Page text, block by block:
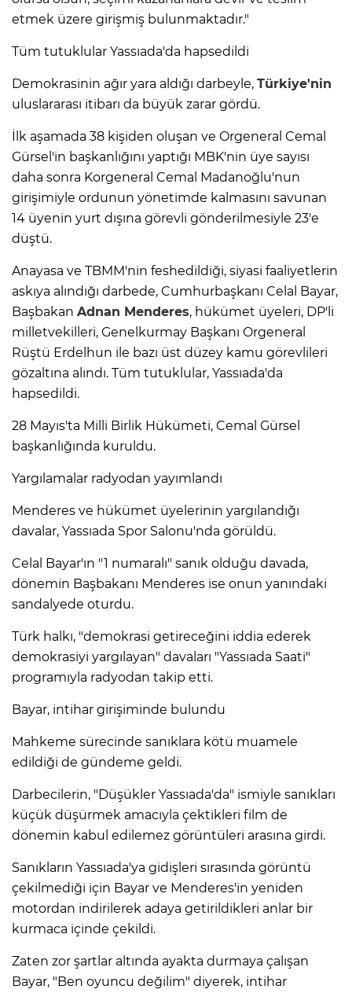
etmek üzere girişmiş bulunmaktadır."
Tüm tutuklular Yassıada'da hapsedildi
Demokrasinin ağır yara aldığı darbeyle, Türkiye'nin
uluslararası itibarı da büyük zarar gördü.
İlk aşamada 38 kişiden oluşan ve Orgeneral Cemal
Gürsel'in başkanlığını yaptığı MBK'nin üye sayısı
daha sonra Korgeneral Cemal Madanoğlu'nun
girişimiyle ordunun yönetimde kalmasını savunan
14 üyenin yurt dışına görevli gönderilmesiyle 23'e
düştü.
Anayasa ve TBMM'nin feshedildiği, siyasi faaliyetlerin
askıya alındığı darbede, Cumhurbaşkanı Celal Bayar,
Başbakan Adnan Menderes, hükümet üyeleri, DP'li
milletvekilleri, Genelkurmay Başkanı Orgeneral
Rüştü Erdelhun ile bazı üst düzey kamu görevlileri
gözaltına alındı. Tüm tutuklular, Yassıada'da
hapsedildi.
28 Mayıs'ta Milli Birlik Hükümeti, Cemal Gürsel
başkanlığında kuruldu.
Yargılamalar radyodan yayımlandı
Menderes ve hükümet üyelerinin yargılandığı
davalar, Yassıada Spor Salonu'nda görüldü.
Celal Bayar'ın "1 numaralı" sanık olduğu davada,
dönemin Başbakanı Menderes ise onun yanındaki
sandalyede oturdu.
Türk halkı, "demokrasi getireceğini iddia ederek
demokrasiyi yargılayan" davaları "Yassıada Saati"
programıyla radyodan takip etti.
Bayar, intihar girişiminde bulundu
Mahkeme sürecinde sanıklara kötü muamele
edildiği de gündeme geldi.
Darbecilerin, "Düşükler Yassıada'da" ismiyle sanıkları
küçük düşürmek amacıyla çektikleri film de
dönemin kabul edilemez görüntüleri arasına girdi.
Sanıkların Yassıada'ya gidişleri sırasında görüntü
çekilmediği için Bayar ve Menderes'in yeniden
motordan indirilerek adaya getirildikleri anlar bir
kurmaca içinde çekildi.
Zaten zor şartlar altında ayakta durmaya çalışan
Bayar, "Ben oyuncu değilim" diyerek, intihar